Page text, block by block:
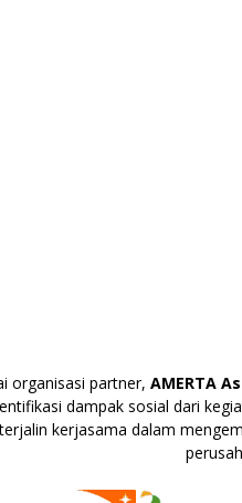
organisasi partner, AMERTA
dampak sosial dari
kerjasama dalam